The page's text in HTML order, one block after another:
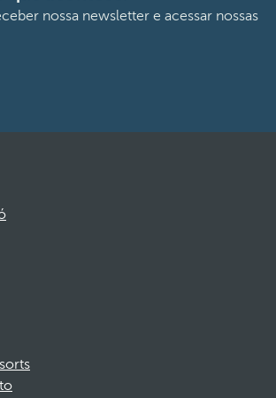
nossa newsletter e acessar nossas